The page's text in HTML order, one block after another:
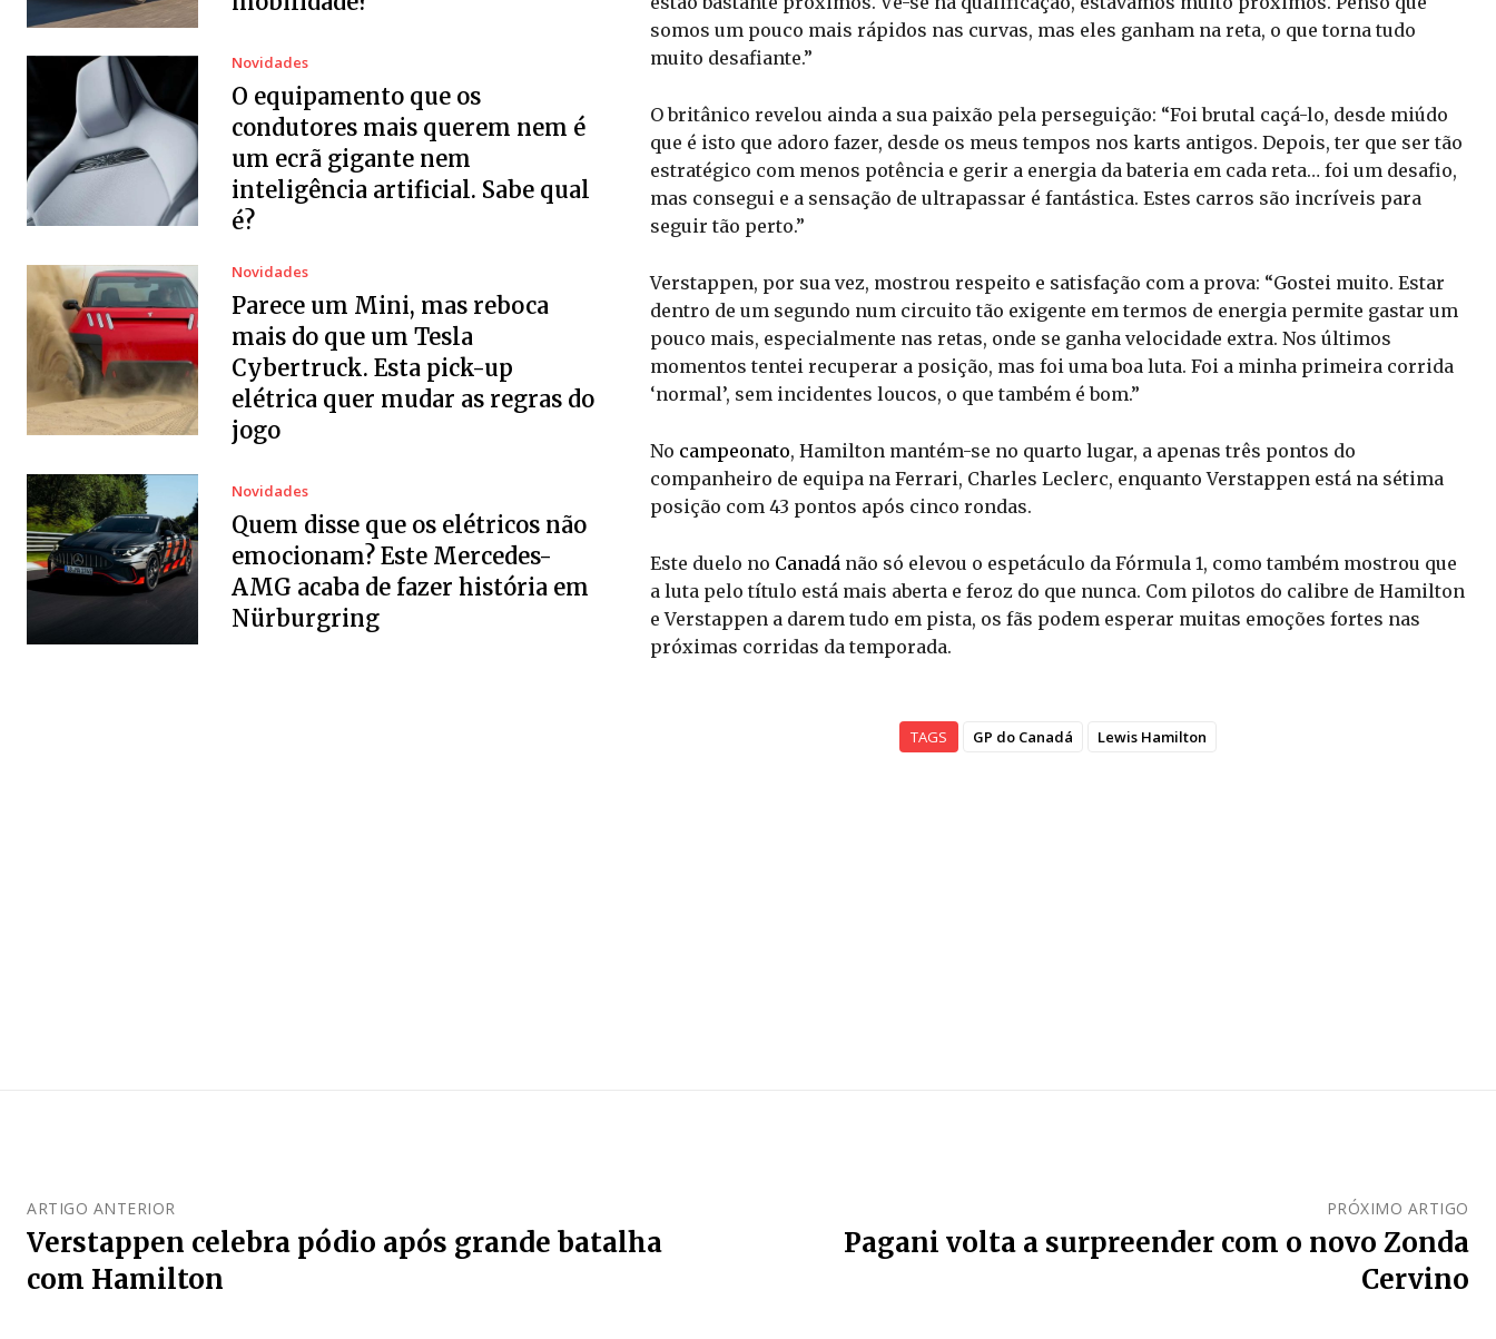
Novidades
O equipamento que os
condutores mais querem nem é
um ecrã gigante nem
inteligência artificial. Sabe qual
é?
Novidades
Parece um Mini, mas reboca
mais do que um Tesla
Cybertruck. Esta pick-up
elétrica quer mudar as regras do
jogo
Novidades
Quem disse que os elétricos não
emocionam? Este Mercedes-
AMG acaba de fazer história em
Nürburgring
somos um pouco mais rápidos nas curvas, mas eles ganham na reta, o que torna tudo
muito desafiante.”
O britânico revelou ainda a sua paixão pela perseguição: “Foi brutal caçá-lo, desde miúdo
que é isto que adoro fazer, desde os meus tempos nos karts antigos. Depois, ter que ser tão
estratégico com menos potência e gerir a energia da bateria em cada reta… foi um desafio,
mas consegui e a sensação de ultrapassar é fantástica. Estes carros são incríveis para
seguir tão perto.”
Verstappen, por sua vez, mostrou respeito e satisfação com a prova: “Gostei muito. Estar
dentro de um segundo num circuito tão exigente em termos de energia permite gastar um
pouco mais, especialmente nas retas, onde se ganha velocidade extra. Nos últimos
momentos tentei recuperar a posição, mas foi uma boa luta. Foi a minha primeira corrida
‘normal’, sem incidentes loucos, o que também é bom.”
No campeonato, Hamilton mantém-se no quarto lugar, a apenas três pontos do
companheiro de equipa na Ferrari, Charles Leclerc, enquanto Verstappen está na sétima
posição com 43 pontos após cinco rondas.
Este duelo no Canadá não só elevou o espetáculo da Fórmula 1, como também mostrou que
a luta pelo título está mais aberta e feroz do que nunca. Com pilotos do calibre de Hamilton
e Verstappen a darem tudo em pista, os fãs podem esperar muitas emoções fortes nas
próximas corridas da temporada.
TAGS GP do Canadá Lewis Hamilton
ARTIGO ANTERIOR
Verstappen celebra pódio após grande batalha
com Hamilton
PRÓXIMO ARTIGO
Pagani volta a surpreender com o novo Zonda
Cervino